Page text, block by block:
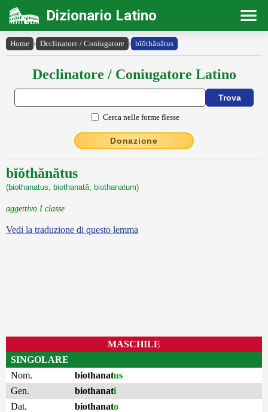
Dizionario Latino
Home › Declinatore / Coniugatore › bĭŏthănătus
Declinatore / Coniugatore Latino
Cerca nelle forme flesse
Donazione
bĭŏthănătus
(biothanatus, biothanată, biothanatum)
aggettivo I classe
Vedi la traduzione di questo lemma
MASCHILE
SINGOLARE
Nom.
biothanatus
Gen.
biothanati
Dat.
biothanato